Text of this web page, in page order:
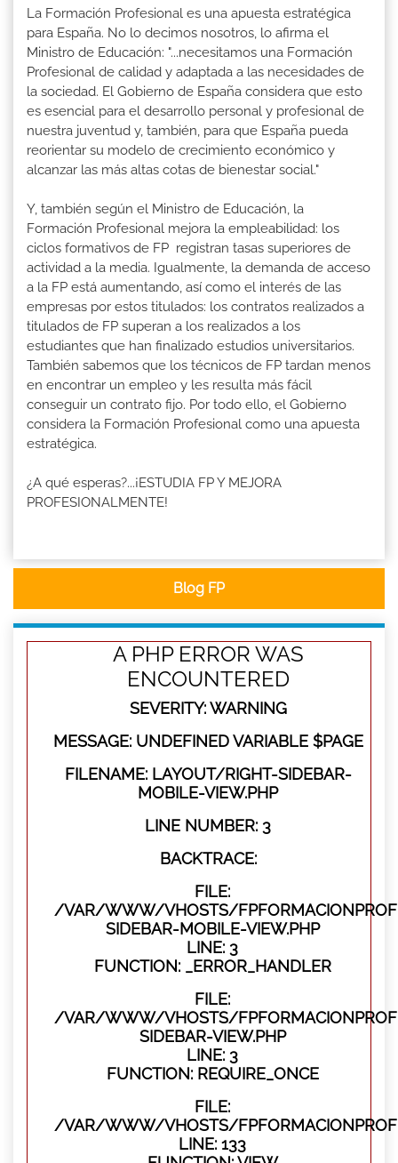
La Formación Profesional es una apuesta estratégica
para España. No lo decimos nosotros, lo afirma el
Ministro de Educación: "...necesitamos una Formación
Profesional de calidad y adaptada a las necesidades de
la sociedad. El Gobierno de España considera que esto
es esencial para el desarrollo personal y profesional de
nuestra juventud y, también, para que España pueda
reorientar su modelo de crecimiento económico y
alcanzar las más altas cotas de bienestar social."
Y, también según el Ministro de Educación, la
Formación Profesional mejora la empleabilidad: los
ciclos formativos de FP registran tasas superiores de
actividad a la media. Igualmente, la demanda de acceso
a la FP está aumentando, así como el interés de las
empresas por estos titulados: los contratos realizados a
titulados de FP superan a los realizados a los
estudiantes que han finalizado estudios universitarios.
También sabemos que los técnicos de FP tardan menos
en encontrar un empleo y les resulta más fácil
conseguir un contrato fijo. Por todo ello, el Gobierno
considera la Formación Profesional como una apuesta
estratégica.
¿A qué esperas?...¡ESTUDIA FP Y MEJORA
PROFESIONALMENTE!
Blog FP
A PHP ERROR WAS
ENCOUNTERED
SEVERITY: WARNING
MESSAGE: UNDEFINED VARIABLE $PAGE
FILENAME: LAYOUT/RIGHT-SIDEBAR-
MOBILE-VIEW.PHP
LINE NUMBER: 3
BACKTRACE:
FILE:
/VAR/WWW/VHOSTS/
SIDEBAR-MOBILE-VIEW.PHP
LINE: 3
FUNCTION: _ERROR_HANDLER
FILE:
/VAR/WWW/VHOSTS/
SIDEBAR-VIEW.PHP
LINE: 3
FUNCTION: REQUIRE_ONCE
FILE:
/VAR/WWW/VHOSTS/
LINE: 133